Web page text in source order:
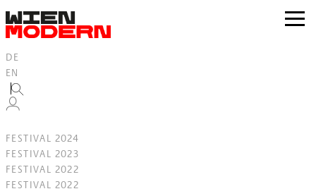
springen
zur
DE
EN
FESTIVAL 2024
FESTIVAL 2023
FESTIVAL 2022
FESTIVAL 2022